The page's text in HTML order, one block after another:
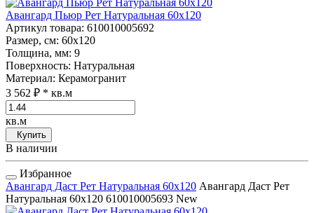
Авангард Пьюр Рет Натуральная 60x120
Артикул товара: 610010005692
Размер, см: 60x120
Толщина, мм: 9
Поверхность: Натуральная
Материал: Керамогранит
3 562 ₽ * кв.м
кв.м
Купить
В наличии
Избранное
Авангард Даст Рет Натуральная 60x120 Авангард Даст Рет
Натуральная 60x120 610010005693 New